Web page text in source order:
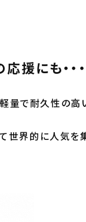
にも・・・
量で耐久性の高
世界的に人気を